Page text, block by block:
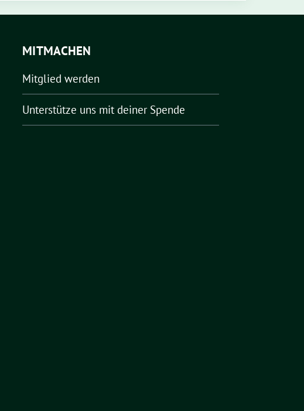
MITMACHEN
Mitglied werden
Unterstütze uns mit deiner Spende